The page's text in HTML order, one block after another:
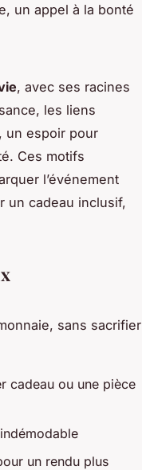
un appel à la bonté
, avec ses racines
les liens
un espoir pour
Ces motifs
l’événement
un cadeau inclusif,
sans sacrifier
cadeau ou une pièce
un rendu plus